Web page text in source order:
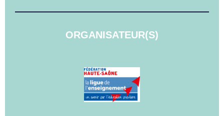
ORGANISATEUR(S)